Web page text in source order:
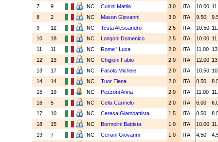
7
9 NC Cusini Mattia 3.0 ITA 10.00
8
2 NC Mason Giovanni 3.0 ITA 9.50
9
12 NC Testa Alessandro 2.5 ITA 10.50
10
18 NC Longoni Domenico 2.5 ITA 10.00
11
11 NC Rome ' Luca 2.0 ITA 11.00
12
13 NC Chigioni Fabio 2.0 ITA 12.00
13
17 NC Fasola Michele 2.0 ITA 10.50
14
14 NC Tuor Elena 2.0 ITA 8.50
15
19 NC Pezzoni Anna 2.0 ITA 11.00
16
5 NC Cella Carmelo 2.0 ITA 6.00
17
10 NC Ceresa Giambattista 1.5 ITA 8.50
18
15 NC Bormolini Battista 1.0 ITA 10.00
19
7 NC Ceriani Giovanni 1.0 ITA 4.50